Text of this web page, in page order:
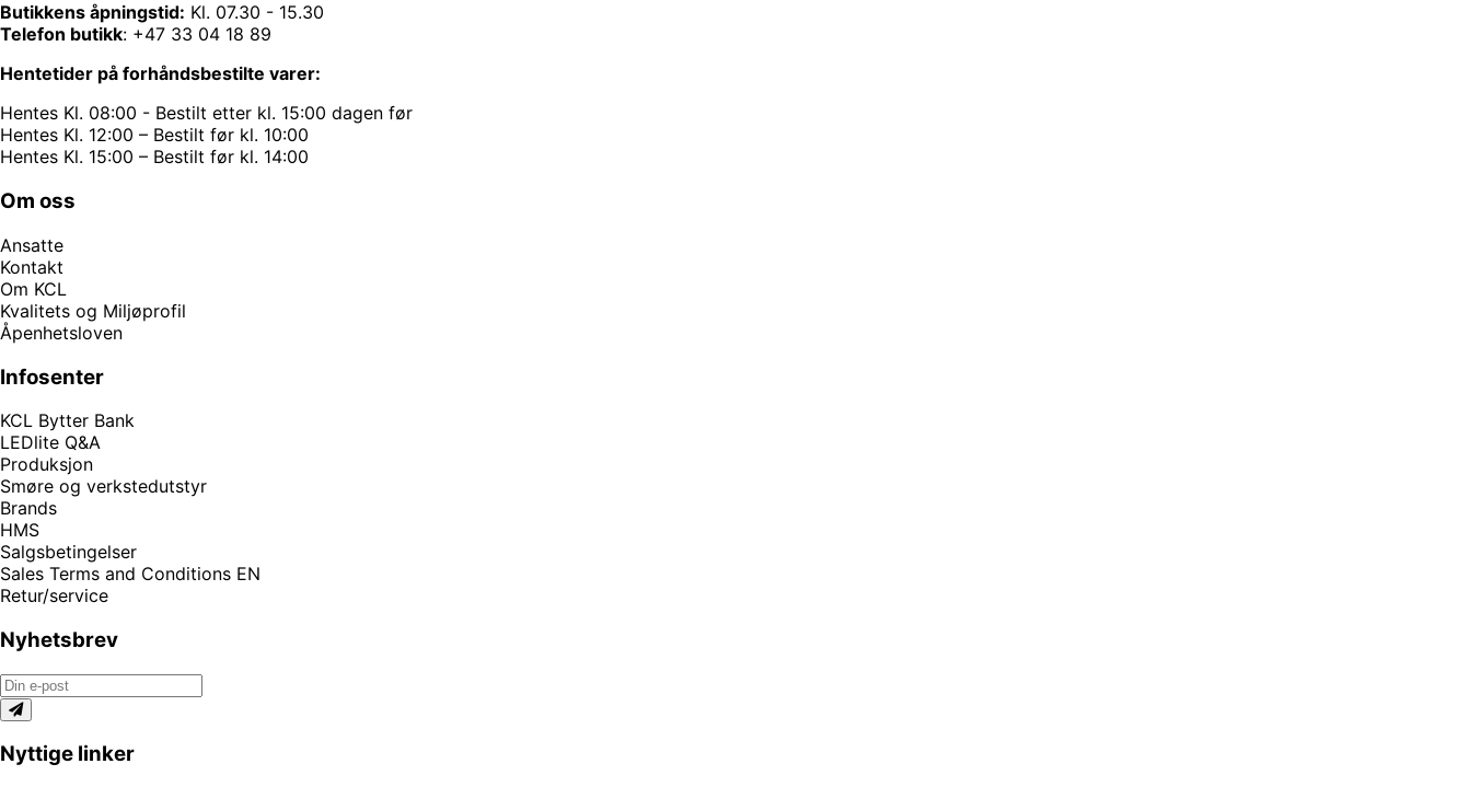
Butikkens åpningstid: Kl. 07.30 - 15.30
Telefon butikk: +47 33 04 18 89
Hentetider på forhåndsbestilte varer:
Hentes Kl. 08:00 - Bestilt etter kl. 15:00 dagen før
Hentes Kl. 12:00 – Bestilt før kl. 10:00
Hentes Kl. 15:00 – Bestilt før kl. 14:00
Om oss
Ansatte
Kontakt
Om KCL
Kvalitets og Miljøprofil
Åpenhetsloven
Infosenter
KCL Bytter Bank
LEDlite Q&A
Produksjon
Smøre og verkstedutstyr
Brands
HMS
Salgsbetingelser
Sales Terms and Conditions EN
Retur/service
Nyhetsbrev
Nyttige linker